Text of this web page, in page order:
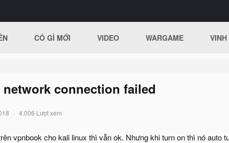
CÓ GÌ MỚI VIDEO WARGAME
connection failed
4.006 Lượt xem
vpnbook cho kali linux thì vẫn ok. Nhưng khi turn on thì nó auto